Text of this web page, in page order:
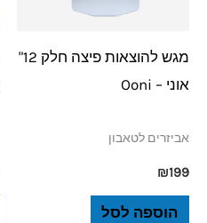
מגש להוצאות פיצה חלק 12"
אוני – Ooni
אביזרים לטאבון
₪199
הוספה לסל